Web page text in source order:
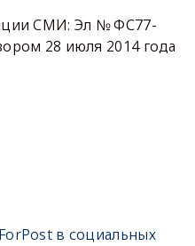
СМИ: Эл № ФС77-
28 июля 2014 года
в социальных